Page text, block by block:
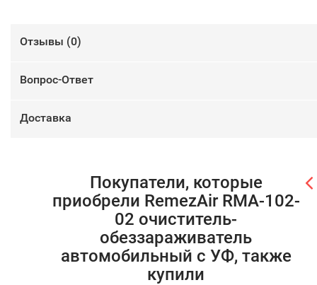
Отзывы (0)
Вопрос-Ответ
Доставка
Покупатели, которые
приобрели RemezAir RMA-102-
02 очиститель-
обеззараживатель
автомобильный с УФ, также
купили